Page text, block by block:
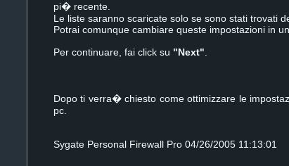
pi� recente.
Le liste saranno scaricate solo se sono stati trovati
Potrai comunque cambiare queste impostazioni in
Per continuare, fai click su "Next"
Dopo ti verra� chiesto come ottimizzare le
pc.
Sygate Personal Firewall Pro 04/26/2005 11:13:01